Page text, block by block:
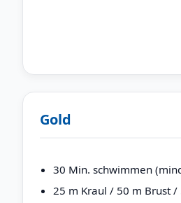
Gold
30 Min. schwimmen
25 m Kraul / 50 m Brust /